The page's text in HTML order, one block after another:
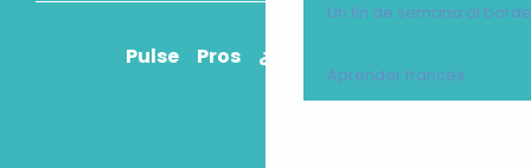
Un fin de semana al
Aprender francés
Pulse Pros ¿Cómo llegar?